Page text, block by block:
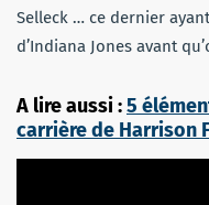
Selleck … ce dernier
d’Indiana Jones avant
A lire aussi :5
carrière de Harrison